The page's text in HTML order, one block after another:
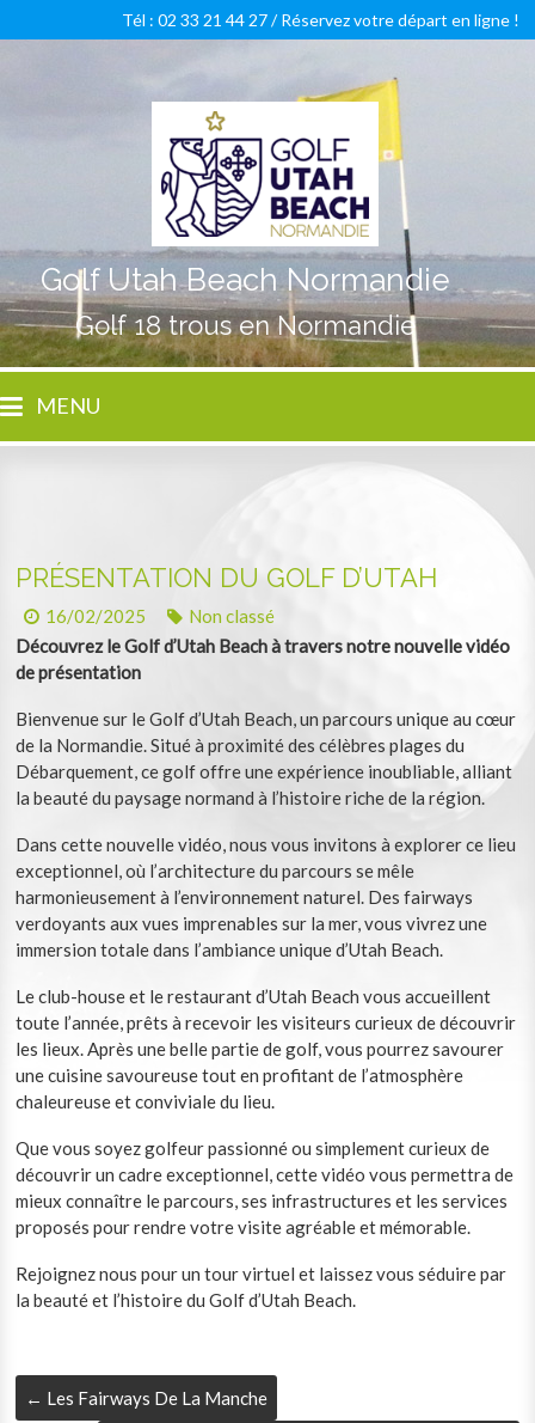
Golf Utah Beach Normandie
Golf 18 trous en Normandie
Tél : 02 33 21 44 27 /Réservez votre départ en ligne !
MENU
PRÉSENTATION DU GOLF D’UTAH
16/02/2025
Non classé
Découvrez le Golf d’Utah Beach à travers notre nouvelle vidéo
de présentation
Bienvenue sur le Golf d’Utah Beach, un parcours unique au cœur
de la Normandie. Situé à proximité des célèbres plages du
Débarquement, ce golf offre une expérience inoubliable, alliant
la beauté du paysage normand à l’histoire riche de la région.
Dans cette nouvelle vidéo, nous vous invitons à explorer ce lieu
exceptionnel, où l’architecture du parcours se mêle
harmonieusement à l’environnement naturel. Des fairways
verdoyants aux vues imprenables sur la mer, vous vivrez une
immersion totale dans l’ambiance unique d’Utah Beach.
Le club-house et le restaurant d’Utah Beach vous accueillent
toute l’année, prêts à recevoir les visiteurs curieux de découvrir
les lieux. Après une belle partie de golf, vous pourrez savourer
une cuisine savoureuse tout en profitant de l’atmosphère
chaleureuse et conviviale du lieu.
Que vous soyez golfeur passionné ou simplement curieux de
découvrir un cadre exceptionnel, cette vidéo vous permettra de
mieux connaître le parcours, ses infrastructures et les services
proposés pour rendre votre visite agréable et mémorable.
Rejoignez nous pour un tour virtuel et laissez vous séduire par
la beauté et l’histoire du Golf d’Utah Beach.
← Les Fairways De La Manche